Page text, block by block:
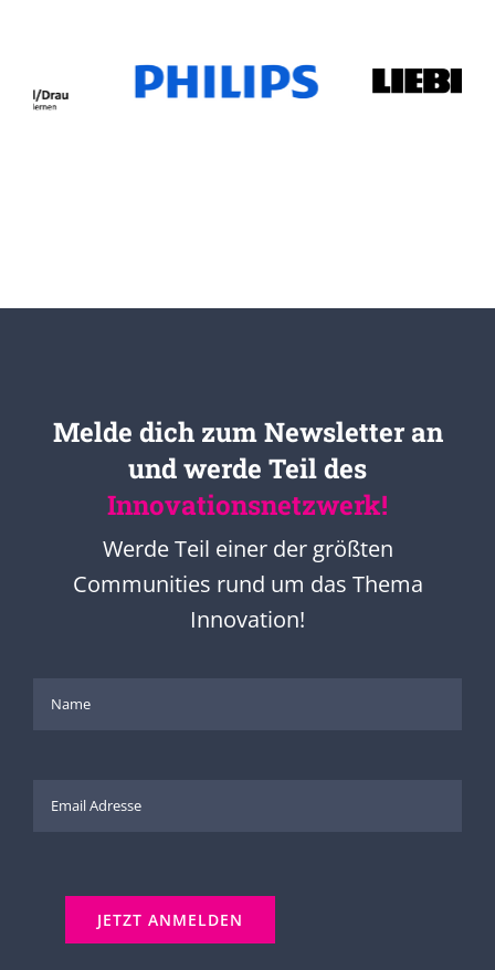
Melde dich zum Newsletter an
und werde Teil des
Innovationsnetzwerk!
Werde Teil einer der größten
Communities rund um das Thema
Innovation!